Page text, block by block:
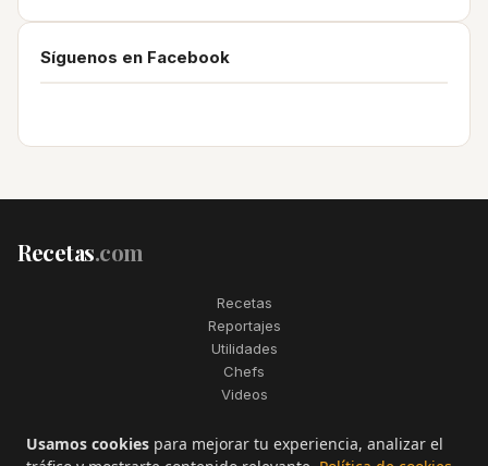
Síguenos en Facebook
Recetas.com
Recetas
Reportajes
Utilidades
Chefs
Videos
2006–2026. Todos los derechos reservados. Recetas.com es una
marca registrada de Telfo Networks S.L.
Usamos cookies para mejorar tu experiencia, analizar el